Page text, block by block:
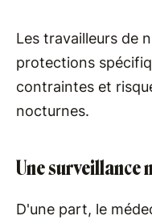
Les travailleurs de
protections
contraintes et
nocturnes.
Une surveillance
D'une part, le